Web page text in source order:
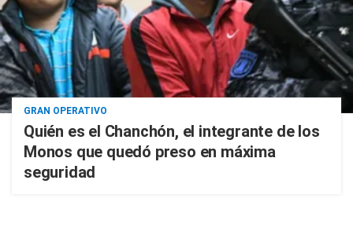
GRAN OPERATIVO
Quién es el Chanchón, el integrante de los
Monos que quedó preso en máxima
seguridad